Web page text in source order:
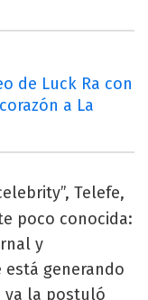
de Luck Ra con
a La
Telefe,
poco conocida:
y
generando
ya la postuló